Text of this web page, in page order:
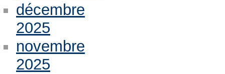
décembre
2025
novembre
2025